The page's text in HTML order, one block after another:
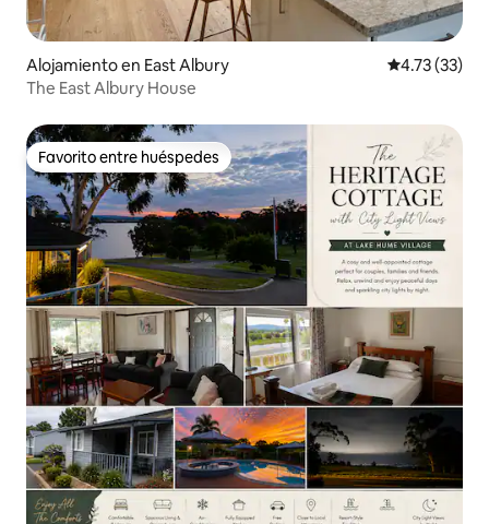
Alojamiento en East Albury Calificación
4.73 (33)
The East Albury House
Favorito entre huéspedes
Favorito entre huéspedes